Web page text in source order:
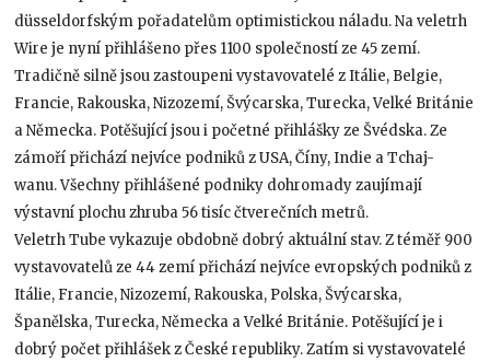
düsseldorfským pořadatelům optimistickou náladu. Na veletrh
Wire je nyní přihlášeno přes 1100 společností ze 45 zemí.
Tradičně silně jsou zastoupeni vystavovatelé z Itálie, Belgie,
Francie, Rakouska, Nizozemí, Švýcarska, Turecka, Velké Británie
a Německa. Potěšující jsou i početné přihlášky ze Švédska. Ze
zámoří přichází nejvíce podniků z USA, Číny, Indie a Tchaj-
wanu. Všechny přihlášené podniky dohromady zaujímají
výstavní plochu zhruba 56 tisíc čtverečních metrů.
Veletrh Tube vykazuje obdobně dobrý aktuální stav. Z téměř 900
vystavovatelů ze 44 zemí přichází nejvíce evropských podniků z
Itálie, Francie, Nizozemí, Rakouska, Polska, Švýcarska,
Španělska, Turecka, Německa a Velké Británie. Potěšující je i
dobrý počet přihlášek z České republiky. Zatím si vystavovatelé